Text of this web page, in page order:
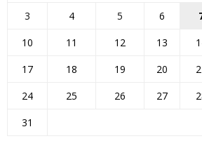
3
4 5 6
10
11 12 13
17
18 19 20
24
25 26 27
31